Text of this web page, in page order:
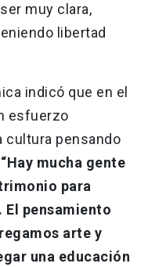
muy clara,
libertad
indicó que en el
esfuerzo
cultura pensando
“Hay mucha gente
para
pensamiento
arte y
una educación